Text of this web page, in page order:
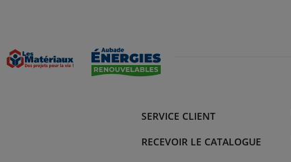
SERVICE CLIENT
RECEVOIR LE CATALOGUE